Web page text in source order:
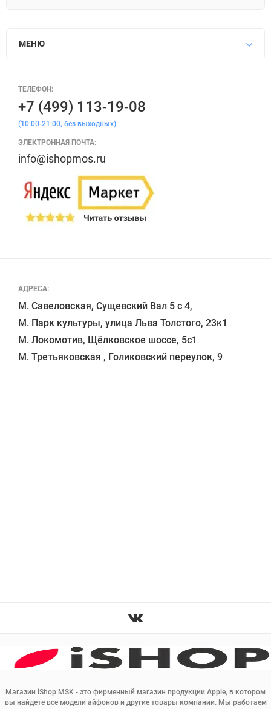
Магазин iShop:MSK - это фирменный магазин продукции Apple, в котором
вы найдете все модели айфонов и другие товары компании. Мы работаем
МЕНЮ
АДРЕСА:
М. Савеловская, Сущевский Вал 5 с 4,
М. Парк культуры, улица Льва Толстого, 23к1
М. Локомотив, Щёлковское шоссе, 5с1
ТЕЛЕФОН:
+7 (499) 113-19-08
(10:00-21:00, без выходных)
ЭЛЕКТРОННАЯ ПОЧТА:
info@ishopmos.ru